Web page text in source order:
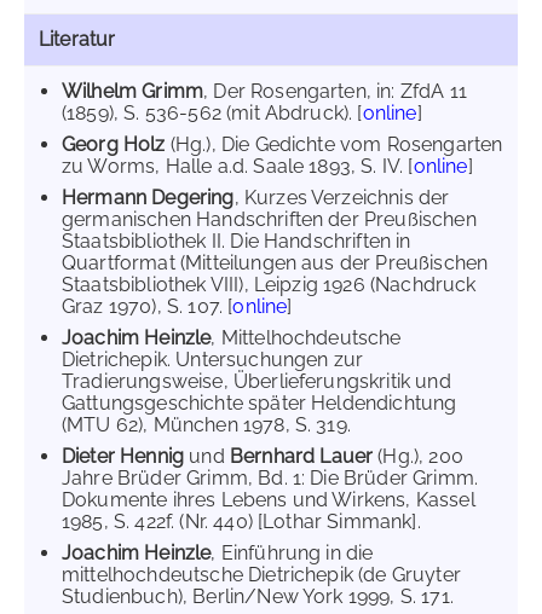
Literatur
Wilhelm Grimm, Der Rosengarten, in: ZfdA 11
(1859), S. 536-562 (mit Abdruck). [online]
Georg Holz (Hg.), Die Gedichte vom Rosengarten
zu Worms, Halle a.d. Saale 1893, S. IV. [online]
Hermann Degering, Kurzes Verzeichnis der
germanischen Handschriften der Preußischen
Staatsbibliothek II. Die Handschriften in
Quartformat (Mitteilungen aus der Preußischen
Staatsbibliothek VIII), Leipzig 1926 (Nachdruck
Graz 1970), S. 107. [online]
Joachim Heinzle, Mittelhochdeutsche
Dietrichepik. Untersuchungen zur
Tradierungsweise, Überlieferungskritik und
Gattungsgeschichte später Heldendichtung
(MTU 62), München 1978, S. 319.
Dieter Hennig und Bernhard Lauer(Hg.), 200
Jahre Brüder Grimm, Bd. 1: Die Brüder Grimm.
Dokumente ihres Lebens und Wirkens, Kassel
1985, S. 422f. (Nr. 440) [Lothar Simmank].
Joachim Heinzle, Einführung in die
mittelhochdeutsche Dietrichepik (de Gruyter
Studienbuch), Berlin/New York 1999, S. 171.